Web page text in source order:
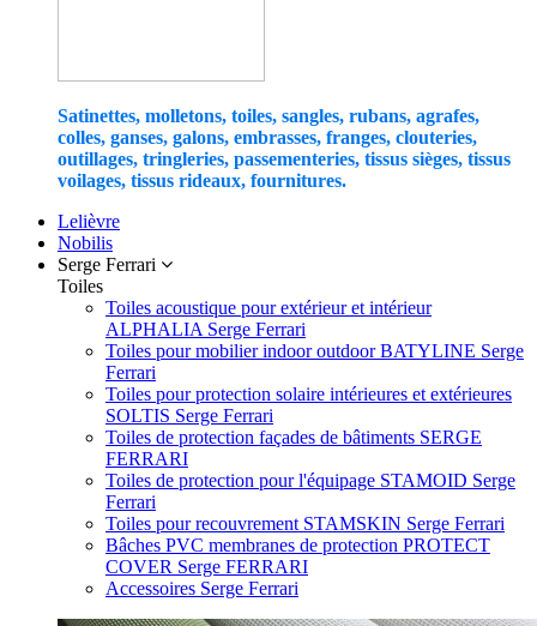
Satinettes, molletons, toiles, sangles, rubans, agrafes,
colles, ganses, galons, embrasses, franges, clouteries,
outillages, tringleries, passementeries, tissus sièges, tissus
voilages, tissus rideaux, fournitures.
Lelièvre
Nobilis
Serge Ferrari
Toiles
Toiles acoustique pour extérieur et intérieur
ALPHALIA Serge Ferrari
Toiles pour mobilier indoor outdoor BATYLINE Serge
Ferrari
Toiles pour protection solaire intérieures et extérieures
SOLTIS Serge Ferrari
Toiles de protection façades de bâtiments SERGE
FERRARI
Toiles de protection pour l'équipage STAMOID Serge
Ferrari
Toiles pour recouvrement STAMSKIN Serge Ferrari
Bâches PVC membranes de protection PROTECT
COVER Serge FERRARI
Accessoires Serge Ferrari